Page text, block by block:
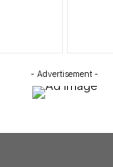
- Advertisement -